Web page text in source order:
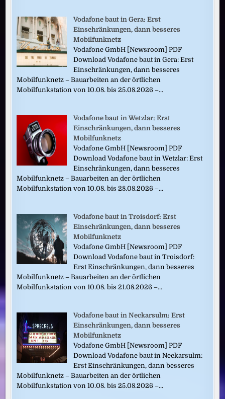
Vodafone baut in Gera: Erst
Einschränkungen, dann besseres
Mobilfunknetz
Vodafone GmbH [Newsroom] PDF
Download Vodafone baut in Gera: Erst
Einschränkungen, dann besseres
Mobilfunknetz – Bauarbeiten an der örtlichen
Mobilfunkstation von 10.08. bis 25.08.2026 –...
Vodafone baut in Wetzlar: Erst
Einschränkungen, dann besseres
Mobilfunknetz
Vodafone GmbH [Newsroom] PDF
Download Vodafone baut in Wetzlar: Erst
Einschränkungen, dann besseres
Mobilfunknetz – Bauarbeiten an der örtlichen
Mobilfunkstation von 10.08. bis 28.08.2026 –...
Vodafone baut in Troisdorf: Erst
Einschränkungen, dann besseres
Mobilfunknetz
Vodafone GmbH [Newsroom] PDF
Download Vodafone baut in Troisdorf:
Erst Einschränkungen, dann besseres
Mobilfunknetz – Bauarbeiten an der örtlichen
Mobilfunkstation von 10.08. bis 21.08.2026 –...
Vodafone baut in Neckarsulm: Erst
Einschränkungen, dann besseres
Mobilfunknetz
Vodafone GmbH [Newsroom] PDF
Download Vodafone baut in Neckarsulm:
Erst Einschränkungen, dann besseres
Mobilfunknetz – Bauarbeiten an der örtlichen
Mobilfunkstation von 10.08. bis 25.08.2026 –...